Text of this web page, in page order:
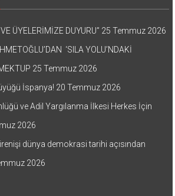
ÜYELERİMİZE DUYURU” 25 Temmuz 2026
‘SILA YOLU’NDAKİ
25 Temmuz 2026
İspanya! 20 Temmuz 2026
ve Adil Yargılanma İlkesi Herkes İçin
2026
dünya demokrasi tarihi açısından
2026